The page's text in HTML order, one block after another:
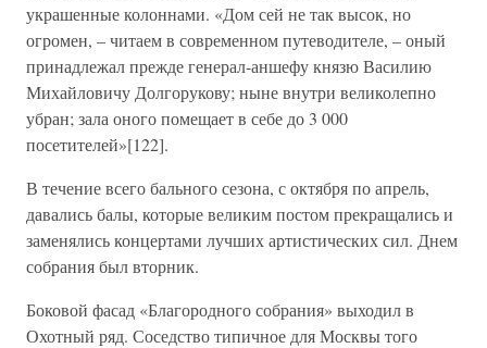
украшенные колоннами. «Дом сей не так высок, но
огромен, – читаем в современном путеводителе, – оный
принадлежал прежде генерал-аншефу князю Василию
Михайловичу Долгорукову; ныне внутри великолепно
убран; зала оного помещает в себе до 3 000
посетителей»[122].
В течение всего бального сезона, с октября по апрель,
давались балы, которые великим постом прекращались и
заменялись концертами лучших артистических сил. Днем
собрания был вторник.
Боковой фасад «Благородного собрания» выходил в
Охотный ряд. Соседство типичное для Москвы того